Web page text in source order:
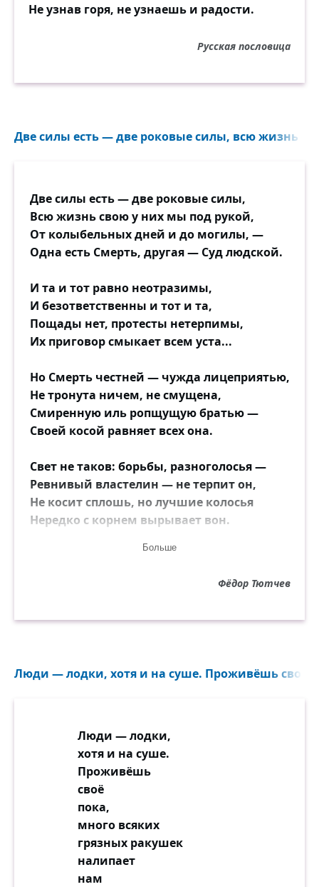
Не узнав горя, не узнаешь и радости.
Русская пословица
Две силы есть — две роковые силы, всю жизнь
Две силы есть — две роковые силы,
Всю жизнь свою у них мы под рукой,
От колыбельных дней и до могилы, —
Одна есть Смерть, другая — Суд людской.
И та и тот равно неотразимы,
И безответственны и тот и та,
Пощады нет, протесты нетерпимы,
Их приговор смыкает всем уста...
Но Смерть честней — чужда лицеприятью,
Не тронута ничем, не смущена,
Смиренную иль ропщущую братью —
Своей косой равняет всех она.
Свет не таков: борьбы, разноголосья —
Ревнивый властелин — не терпит он,
Не косит сплошь, но лучшие колосья
Нередко с корнем вырывает вон.
И горе ей — увы, двойное горе, —
Вступающей с решимостью во взоре,
Бестрепетно, в каком-то обаянье
Личиною чела не прикрывает,
И не даёт принизиться челу,
И с кудрей молодых, как пыль, свевает
Угрозы, брань и страстную хулу, —
Да, горе ей — и чем простосердечней,
Тем кажется виновнее она...
Таков уж свет: он там бесчеловечней,
Где человечно-искренней вина.
Больше
Фёдор Тютчев
Люди — лодки, хотя и на суше. Проживёшь своё
Люди — лодки,
хотя и на суше.
Проживёшь
своё
пока,
много всяких
грязных ракушек
налипает
нам